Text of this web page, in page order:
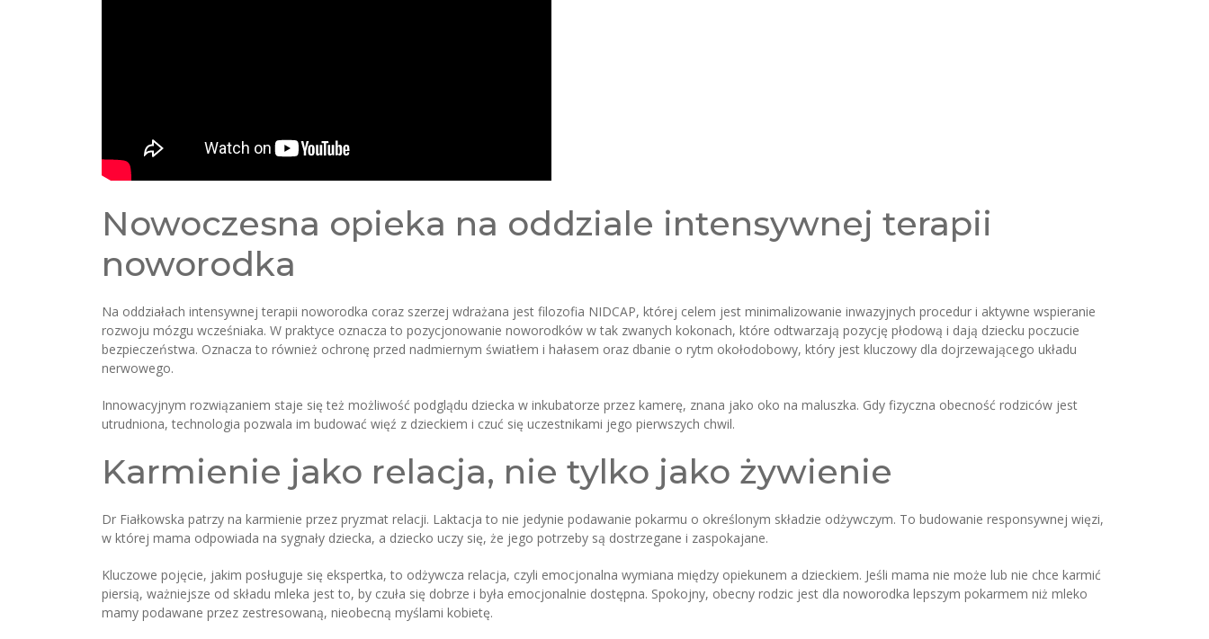
Nowoczesna opieka na oddziale intensywnej terapii
noworodka
Na oddziałach intensywnej terapii noworodka coraz szerzej wdrażana jest filozofia NIDCAP, której celem jest minimalizowanie inwazyjnych procedur i aktywne wspieranie
rozwoju mózgu wcześniaka. W praktyce oznacza to pozycjonowanie noworodków w tak zwanych kokonach, które odtwarzają pozycję płodową i dają dziecku poczucie
bezpieczeństwa. Oznacza to również ochronę przed nadmiernym światłem i hałasem oraz dbanie o rytm okołodobowy, który jest kluczowy dla dojrzewającego układu
nerwowego.
Innowacyjnym rozwiązaniem staje się też możliwość podglądu dziecka w inkubatorze przez kamerę, znana jako oko na maluszka. Gdy fizyczna obecność rodziców jest
utrudniona, technologia pozwala im budować więź z dzieckiem i czuć się uczestnikami jego pierwszych chwil.
Karmienie jako relacja, nie tylko jako żywienie
Dr Fiałkowska patrzy na karmienie przez pryzmat relacji. Laktacja to nie jedynie podawanie pokarmu o określonym składzie odżywczym. To budowanie responsywnej więzi,
w której mama odpowiada na sygnały dziecka, a dziecko uczy się, że jego potrzeby są dostrzegane i zaspokajane.
Kluczowe pojęcie, jakim posługuje się ekspertka, to odżywcza relacja, czyli emocjonalna wymiana między opiekunem a dzieckiem. Jeśli mama nie może lub nie chce karmić
piersią, ważniejsze od składu mleka jest to, by czuła się dobrze i była emocjonalnie dostępna. Spokojny, obecny rodzic jest dla noworodka lepszym pokarmem niż mleko
mamy podawane przez zestresowaną, nieobecną myślami kobietę.